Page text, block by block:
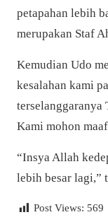
petapahan lebih
merupakan Staf
Kemudian Udo
kesalahan kami
Kami mohon
“Insya Allah
lebih besar
Post Views: 569